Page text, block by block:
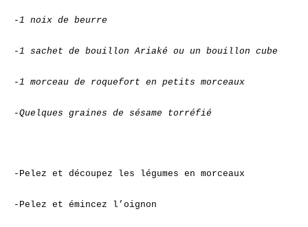
-1 noix de beurre
-1 sachet de bouillon Ariaké ou un bouillon cube
-1 morceau de roquefort en petits morceaux
-Quelques graines de sésame torréfié
-Pelez et découpez les légumes en morceaux
-Pelez et émincez l’oignon